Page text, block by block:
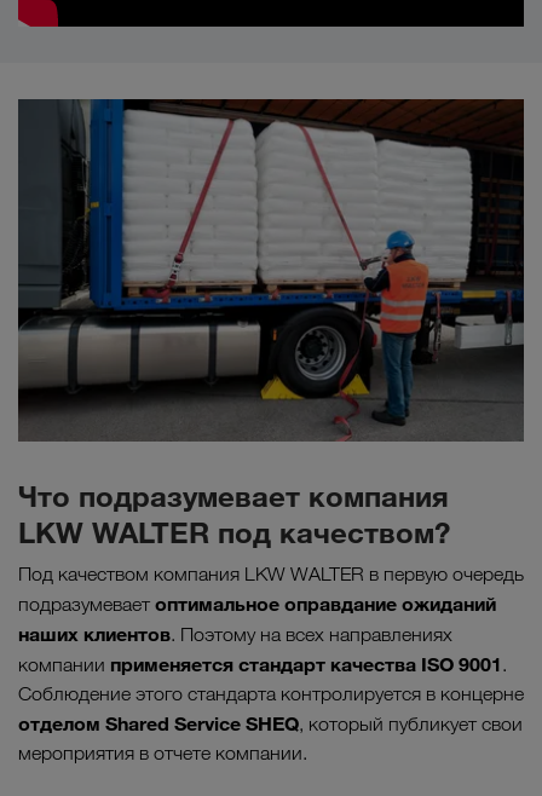
Что подразумевает компания
LKW WALTER под качеством?
Под качеством компания LKW WALTER в первую очередь
подразумевает оптимальное оправдание ожиданий
наших клиентов. Поэтому на всех направлениях
компании применяется стандарт качества ISO 9001.
Соблюдение этого стандарта контролируется в концерне
отделом Shared Service SHEQ, который публикует свои
мероприятия в отчете компании.